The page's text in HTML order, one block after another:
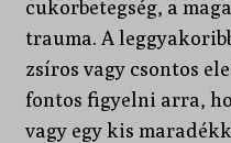
cukorbetegség, a
trauma. A
zsíros vagy csontos
fontos figyelni arra,
vagy egy kis